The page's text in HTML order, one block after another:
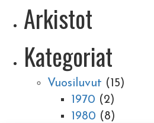
Arkistot
Kategoriat
Vuosiluvut (15)
1970 (2)
1980 (8)